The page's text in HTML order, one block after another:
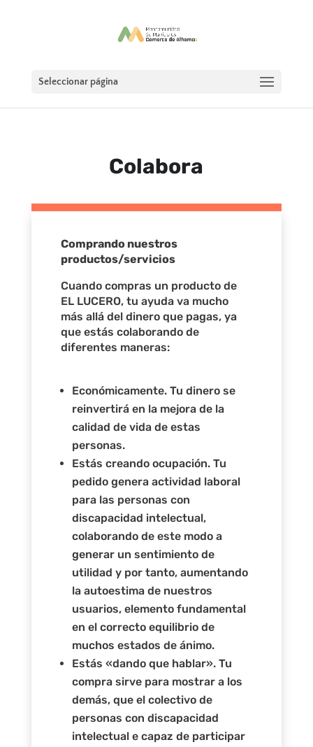
Seleccionar página
Colabora
Comprando nuestros
productos/servicios
Cuando compras un producto de
EL LUCERO, tu ayuda va mucho
más allá del dinero que pagas, ya
que estás colaborando de
diferentes maneras:
Económicamente. Tu dinero se
reinvertirá en la mejora de la
calidad de vida de estas
personas.
Estás creando ocupación. Tu
pedido genera actividad laboral
para las personas con
discapacidad intelectual,
colaborando de este modo a
generar un sentimiento de
utilidad y por tanto, aumentando
la autoestima de nuestros
usuarios, elemento fundamental
en el correcto equilibrio de
muchos estados de ánimo.
Estás «dando que hablar». Tu
compra sirve para mostrar a los
demás, que el colectivo de
personas con discapacidad
intelectual e capaz de participar